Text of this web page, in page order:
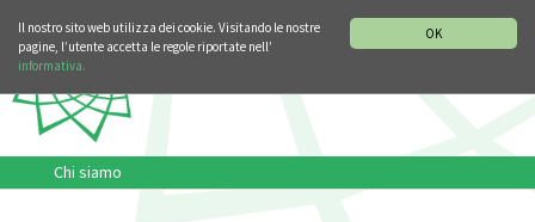
OK
Il nostro sito web utilizza dei cookie. Visitando le nostre
pagine, l’utente accetta le regole riportate nell’
informativa.
Chi siamo